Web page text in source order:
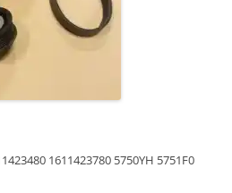
1611423780 5750YH 5751F0